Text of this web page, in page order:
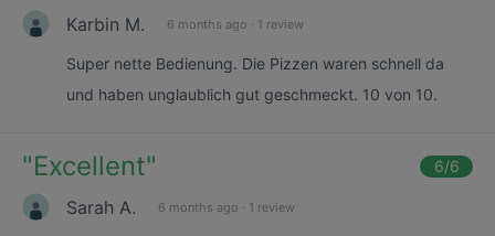
Karbin M. 6 months ago · 1 review
Super nette Bedienung. Die Pizzen waren schnell da
und haben unglaublich gut geschmeckt. 10 von 10.
"Excellent" 6/6
Sarah A. 6 months ago · 1 review